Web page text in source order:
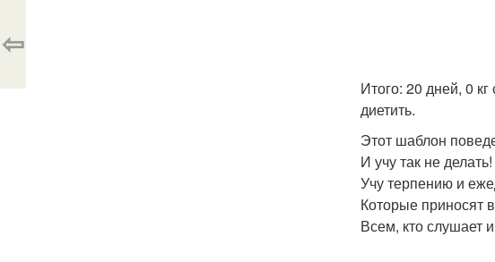
Итого: 20 дней, 0
диетить.
Этот шаблон
И учу так не делать!
Учу терпению и
Которые приносят
Всем, кто слушает
⇦